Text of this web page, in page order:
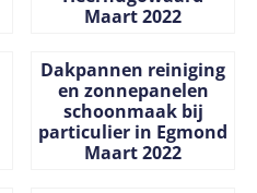
Maart 2022
Dakpannen reiniging
en zonnepanelen
schoonmaak bij
particulier in Egmond
Maart 2022